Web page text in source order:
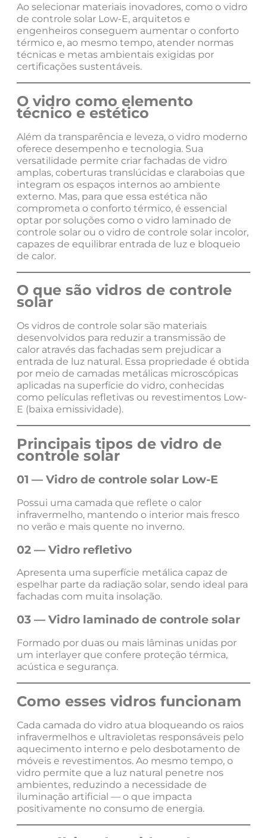
Ao selecionar materiais inovadores, como o vidro
de controle solar Low-E, arquitetos e
engenheiros conseguem aumentar o conforto
térmico e, ao mesmo tempo, atender normas
técnicas e metas ambientais exigidas por
certificações sustentáveis.
O vidro como elemento
técnico e estético
Além da transparência e leveza, o vidro moderno
oferece desempenho e tecnologia. Sua
versatilidade permite criar fachadas de vidro
amplas, coberturas translúcidas e claraboias que
integram os espaços internos ao ambiente
externo. Mas, para que essa estética não
comprometa o conforto térmico, é essencial
optar por soluções como o vidro laminado de
controle solar ou o vidro de controle solar incolor,
capazes de equilibrar entrada de luz e bloqueio
de calor.
O que são vidros de controle
solar
Os vidros de controle solar são materiais
desenvolvidos para reduzir a transmissão de
calor através das fachadas sem prejudicar a
entrada de luz natural. Essa propriedade é obtida
por meio de camadas metálicas microscópicas
aplicadas na superfície do vidro, conhecidas
como películas refletivas ou revestimentos Low-
E (baixa emissividade).
Principais tipos de vidro de
controle solar
01 — Vidro de controle solar Low-E
Possui uma camada que reflete o calor
infravermelho, mantendo o interior mais fresco
no verão e mais quente no inverno.
02 — Vidro refletivo
Apresenta uma superfície metálica capaz de
espelhar parte da radiação solar, sendo ideal para
fachadas com muita insolação.
03 — Vidro laminado de controle solar
Formado por duas ou mais lâminas unidas por
um interlayer que confere proteção térmica,
acústica e segurança.
Como esses vidros funcionam
Cada camada do vidro atua bloqueando os raios
infravermelhos e ultravioletas responsáveis pelo
aquecimento interno e pelo desbotamento de
móveis e revestimentos. Ao mesmo tempo, o
vidro permite que a luz natural penetre nos
ambientes, reduzindo a necessidade de
iluminação artificial — o que impacta
positivamente no consumo de energia.